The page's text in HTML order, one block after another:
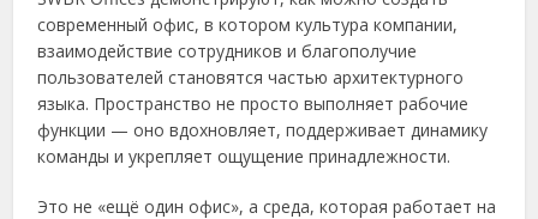
современный офис, в котором культура компании,
взаимодействие сотрудников и благополучие
пользователей становятся частью архитектурного
языка. Пространство не просто выполняет рабочие
функции — оно вдохновляет, поддерживает динамику
команды и укрепляет ощущение принадлежности.
Это не «ещё один офис», а среда, которая работает на